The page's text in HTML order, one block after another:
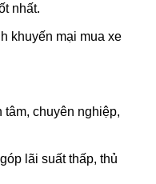
nhất.
khuyến mại mua xe
chuyên nghiệp,
lãi suất thấp, thủ